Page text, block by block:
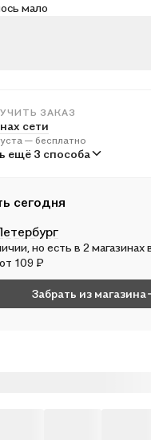
мало
ЗАКАЗ
сети
— бесплатно
выдачи
— от 311 ₽
— от 489 ₽
ещё 3 способа
сегодня
но есть в 2 магазинах
109 ₽
Забрать из магазина